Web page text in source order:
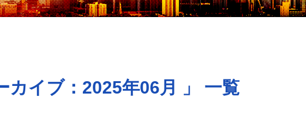
カイブ：2025年06月 」 一覧